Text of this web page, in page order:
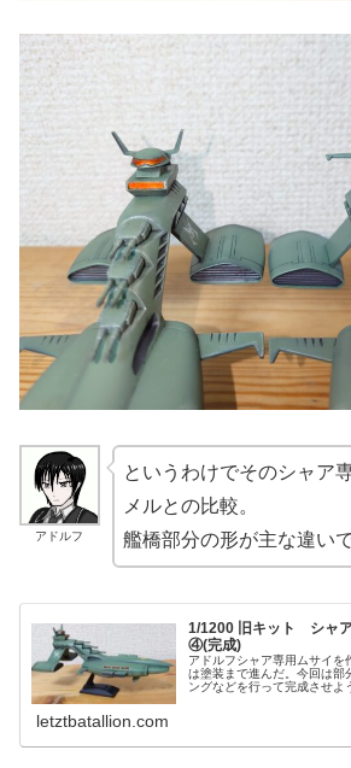
アドルフ
というわけでそのシャア
メルとの比較。
艦橋部分の形が主な違いで
1/1200 旧キット シャ
④(完成)
アドルフシャア専用ムサイを
は塗装まで進んだ。今回は部
ングなどを行って完成させよ
letztbatallion.com